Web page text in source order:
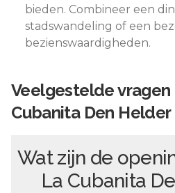
bieden. Combineer een
stadswandeling of een
bezienswaardigheden.
Veelgestelde vragen
Cubanita Den Helder
Wat zijn de
La Cubanita